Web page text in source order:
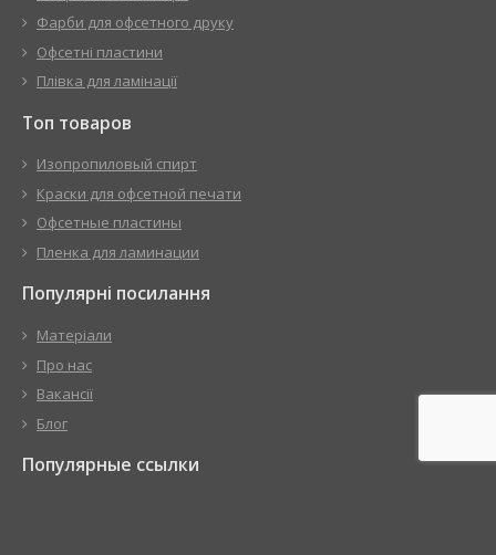
Фарби для офсетного друку
Офсетні пластини
Плівка для ламінації
Топ товаров
Изопропиловый спирт
Краски для офсетной печати
Офсетные пластины
Пленка для ламинации
Популярні посилання
Матеріали
Про нас
Вакансії
Блог
Популярные ссылки